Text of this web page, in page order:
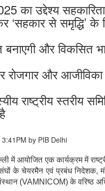
का उद्देश्य
से समृद्धि’ के
बनाएगी और
रोजगार और
स्तरीय
3:41PM by PIB Delhi
में आयोजित एक कार्यक्रम में
के चेयरमैन एवं प्रबंध निदेशक,
(VAMNICOM) के वरिष्ठ